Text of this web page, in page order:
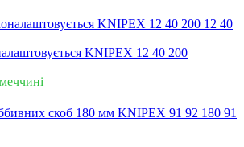
KNIPEX 12 40 200